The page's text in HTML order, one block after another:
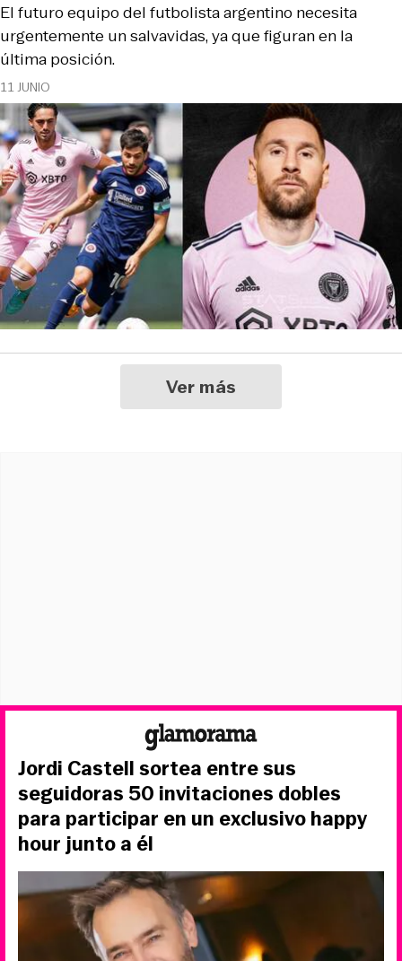
11 JUNIO
El futuro equipo del futbolista argentino necesita
urgentemente un salvavidas, ya que figuran en la
última posición.
Ver más
Jordi Castell sortea entre sus
seguidoras 50 invitaciones dobles
para participar en un exclusivo happy
hour junto a él